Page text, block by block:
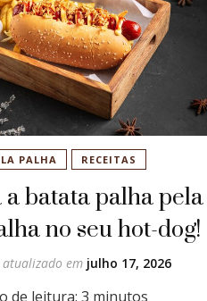
PALHA RECEITAS
batata palha pela
no seu hot-dog!
atualizado em julho 17, 2026
de leitura: 3 minutos